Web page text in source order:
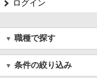
ログイン
職種で探す
条件の絞り込み